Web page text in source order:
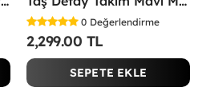
0 Değerlendirme
2,299.00 TL
SEPETE EKLE